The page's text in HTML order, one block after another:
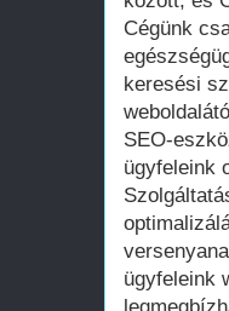
Cégünk
keresési
SEO-
ügyfeleink
ügyfeleink